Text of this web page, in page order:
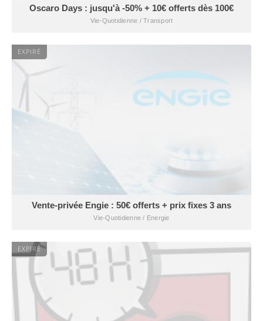
Oscaro Days : jusqu'à -50% + 10€ offerts dès 100€
Vie-Quotidienne / Transport
EXPIRÉ
Vente-privée Engie : 50€ offerts + prix fixes 3 ans
Vie-Quotidienne / Energie
EXPIRÉ